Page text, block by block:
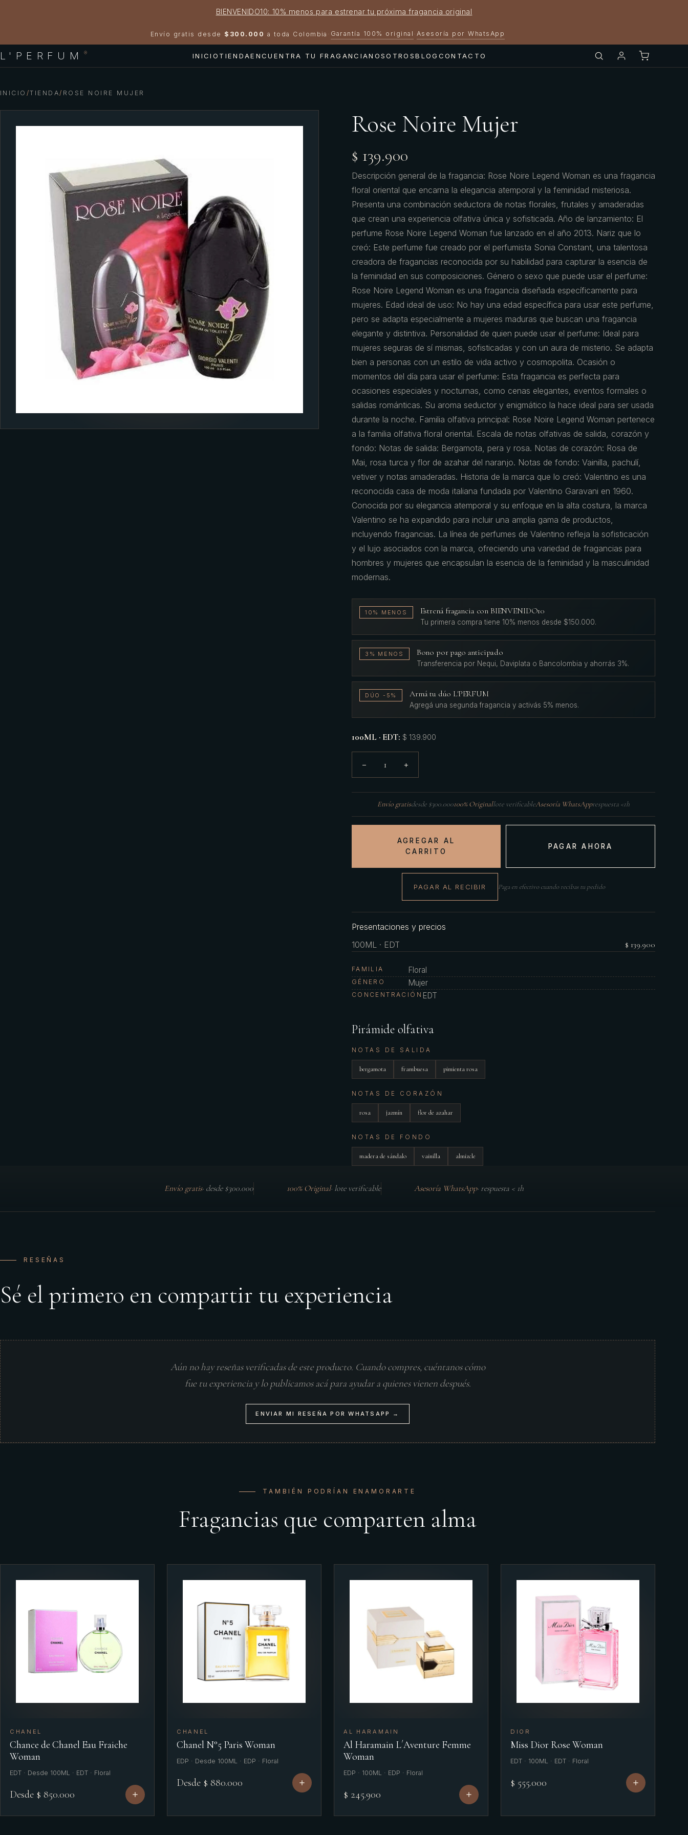
BIENVENIDO10: 10% menos para estrenar tu próxima fragancia original
Envío gratis desde $300.000 a toda Colombia · Garantía 100% original · Asesoría por WhatsApp
L'PERFUM ® INICIO TIENDAENCUENTRA TU FRAGANCIANOSOTROSBLOG CONTACTO
INICIO /TIENDA/ ROSE NOIRE MUJER
Rose Noire Mujer
$ 139.900
Descripción general de la fragancia: Rose Noire Legend Woman es una fragancia
floral oriental que encarna la elegancia atemporal y la feminidad misteriosa.
Presenta una combinación seductora de notas florales, frutales y amaderadas
que crean una experiencia olfativa única y sofisticada. Año de lanzamiento: El
perfume Rose Noire Legend Woman fue lanzado en el año 2013. Nariz que lo
creó: Este perfume fue creado por el perfumista Sonia Constant, una talentosa
creadora de fragancias reconocida por su habilidad para capturar la esencia de
la feminidad en sus composiciones. Género o sexo que puede usar el perfume:
Rose Noire Legend Woman es una fragancia diseñada específicamente para
mujeres. Edad ideal de uso: No hay una edad específica para usar este perfume,
pero se adapta especialmente a mujeres maduras que buscan una fragancia
elegante y distintiva. Personalidad de quien puede usar el perfume: Ideal para
mujeres seguras de sí mismas, sofisticadas y con un aura de misterio. Se adapta
bien a personas con un estilo de vida activo y cosmopolita. Ocasión o
momentos del día para usar el perfume: Esta fragancia es perfecta para
ocasiones especiales y nocturnas, como cenas elegantes, eventos formales o
salidas románticas. Su aroma seductor y enigmático la hace ideal para ser usada
durante la noche. Familia olfativa principal: Rose Noire Legend Woman pertenece
a la familia olfativa floral oriental. Escala de notas olfativas de salida, corazón y
fondo: Notas de salida: Bergamota, pera y rosa. Notas de corazón: Rosa de
Mai, rosa turca y flor de azahar del naranjo. Notas de fondo: Vainilla, pachulí,
vetiver y notas amaderadas. Historia de la marca que lo creó: Valentino es una
reconocida casa de moda italiana fundada por Valentino Garavani en 1960.
Conocida por su elegancia atemporal y su enfoque en la alta costura, la marca
Valentino se ha expandido para incluir una amplia gama de productos,
incluyendo fragancias. La línea de perfumes de Valentino refleja la sofisticación
y el lujo asociados con la marca, ofreciendo una variedad de fragancias para
hombres y mujeres que encapsulan la esencia de la feminidad y la masculinidad
modernas.
10% MENOS Estrená fragancia con BIENVENIDO10
Tu primera compra tiene 10% menos desde $150.000.
3% MENOS Bono por pago anticipado
Transferencia por Nequi, Daviplata o Bancolombia y ahorrás 3%.
DÚO -5% Armá tu dúo L'PERFUM
Agregá una segunda fragancia y activás 5% menos.
100ML · EDT: $ 139.900
− 1 +
Envío gratisdesde $300.000100% Originallote verificableAsesoría WhatsApprespuesta <1h
AGREGAR AL
CARRITO
PAGAR AHORA
PAGAR AL RECIBIR Paga en efectivo cuando recibas tu pedido
Presentaciones y precios
100ML · EDT
$ 139.900
FAMILIA Floral
GÉNERO Mujer
CONCENTRACIÓN EDT
Pirámide olfativa
NOTAS DE SALIDA
bergamota frambuesa pimienta rosa
NOTAS DE CORAZÓN
rosa jazmín flor de azahar
NOTAS DE FONDO
madera de sándalo vainilla almizcle
Envío gratis· desde $300.000 100% Original· lote verificable Asesoría WhatsApp· respuesta < 1h
RESEÑAS
Sé el primero en compartir tu experiencia
Aún no hay reseñas verificadas de este producto. Cuando compres, cuéntanos cómo
fue tu experiencia y lo publicamos acá para ayudar a quienes vienen después.
ENVIAR MI RESEÑA POR WHATSAPP →
TAMBIÉN PODRÍAN ENAMORARTE
Fragancias que comparten alma
CHANEL
Chance de Chanel Eau Fraiche
Woman
EDT · Desde 100ML · EDT · Floral
Desde $ 850.000
CHANEL
Chanel N°5 Paris Woman
EDP · Desde 100ML · EDP · Floral
Desde $ 880.000
AL HARAMAIN
Al Haramain L´Aventure Femme
Woman
EDP · 100ML · EDP · Floral
$ 245.900
DIOR
Miss Dior Rose Woman
EDT · 100ML · EDT · Floral
$ 555.000